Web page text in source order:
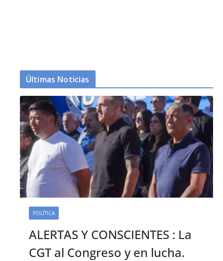
Últimas Noticias
POLÍTICA
ALERTAS Y CONSCIENTES : La
CGT al Congreso y en lucha.